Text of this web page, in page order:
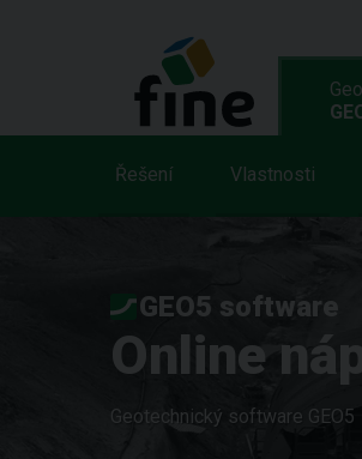
Řešení Vlastnosti
GEO5 software
Online
Geotechnický software GEO5